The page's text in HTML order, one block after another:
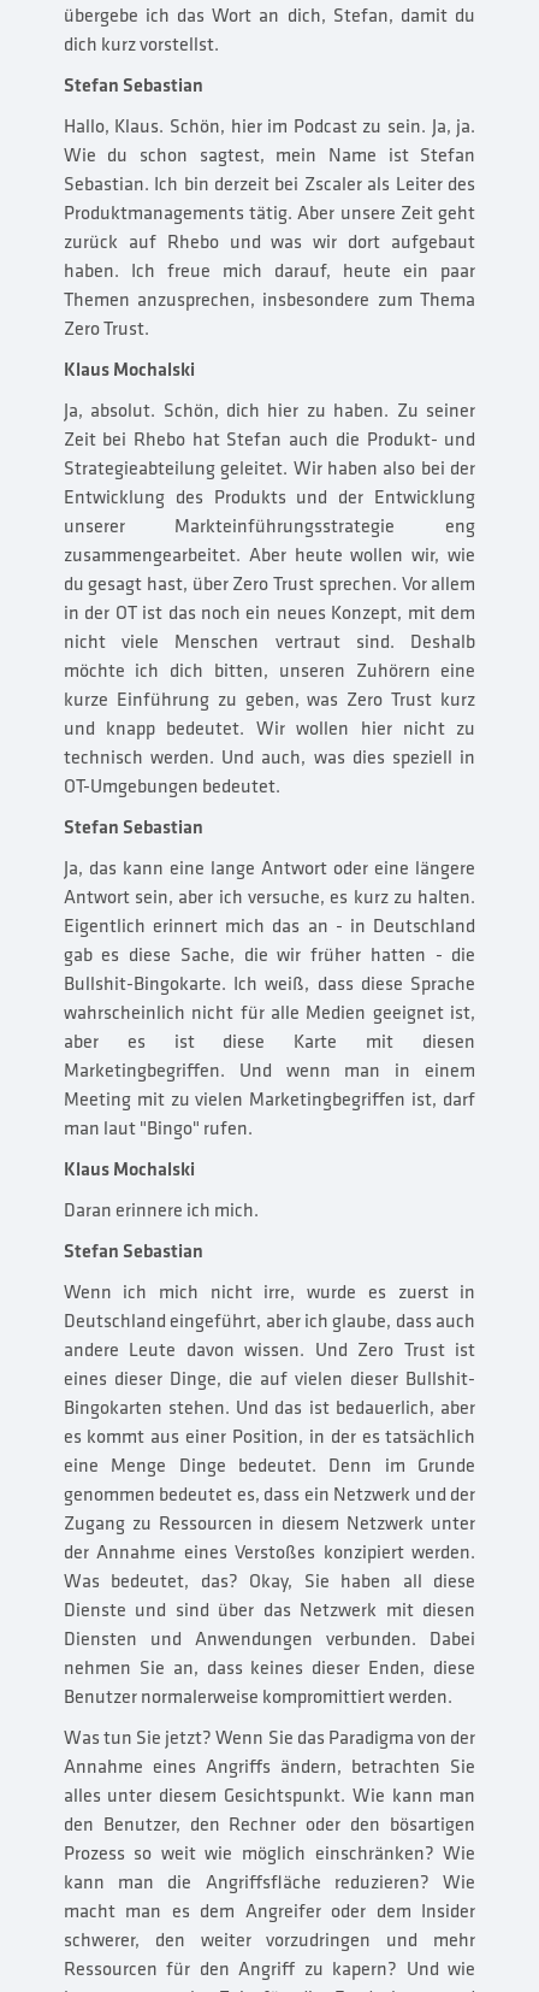
übergebe ich das Wort an dich, Stefan, damit du
dich kurz vorstellst.
Stefan Sebastian
Hallo, Klaus. Schön, hier im Podcast zu sein. Ja, ja.
Wie du schon sagtest, mein Name ist Stefan
Sebastian. Ich bin derzeit bei Zscaler als Leiter des
Produktmanagements tätig. Aber unsere Zeit geht
zurück auf Rhebo und was wir dort aufgebaut
haben. Ich freue mich darauf, heute ein paar
Themen anzusprechen, insbesondere zum Thema
Zero Trust.
Klaus Mochalski
Ja, absolut. Schön, dich hier zu haben. Zu seiner
Zeit bei Rhebo hat Stefan auch die Produkt- und
Strategieabteilung geleitet. Wir haben also bei der
Entwicklung des Produkts und der Entwicklung
unserer Markteinführungsstrategie eng
zusammengearbeitet. Aber heute wollen wir, wie
du gesagt hast, über Zero Trust sprechen. Vor allem
in der OT ist das noch ein neues Konzept, mit dem
nicht viele Menschen vertraut sind. Deshalb
möchte ich dich bitten, unseren Zuhörern eine
kurze Einführung zu geben, was Zero Trust kurz
und knapp bedeutet. Wir wollen hier nicht zu
technisch werden. Und auch, was dies speziell in
OT-Umgebungen bedeutet.
Stefan Sebastian
Ja, das kann eine lange Antwort oder eine längere
Antwort sein, aber ich versuche, es kurz zu halten.
Eigentlich erinnert mich das an - in Deutschland
gab es diese Sache, die wir früher hatten - die
Bullshit-Bingokarte. Ich weiß, dass diese Sprache
wahrscheinlich nicht für alle Medien geeignet ist,
aber es ist diese Karte mit diesen
Marketingbegriffen. Und wenn man in einem
Meeting mit zu vielen Marketingbegriffen ist, darf
man laut "Bingo" rufen.
Klaus Mochalski
Daran erinnere ich mich.
Stefan Sebastian
Wenn ich mich nicht irre, wurde es zuerst in
Deutschland eingeführt, aber ich glaube, dass auch
andere Leute davon wissen. Und Zero Trust ist
eines dieser Dinge, die auf vielen dieser Bullshit-
Bingokarten stehen. Und das ist bedauerlich, aber
es kommt aus einer Position, in der es tatsächlich
eine Menge Dinge bedeutet. Denn im Grunde
genommen bedeutet es, dass ein Netzwerk und der
Zugang zu Ressourcen in diesem Netzwerk unter
der Annahme eines Verstoßes konzipiert werden.
Was bedeutet, das? Okay, Sie haben all diese
Dienste und sind über das Netzwerk mit diesen
Diensten und Anwendungen verbunden. Dabei
nehmen Sie an, dass keines dieser Enden, diese
Benutzer normalerweise kompromittiert werden.
Was tun Sie jetzt? Wenn Sie das Paradigma von der
Annahme eines Angriffs ändern, betrachten Sie
alles unter diesem Gesichtspunkt. Wie kann man
den Benutzer, den Rechner oder den bösartigen
Prozess so weit wie möglich einschränken? Wie
kann man die Angriffsfläche reduzieren? Wie
macht man es dem Angreifer oder dem Insider
schwerer, den weiter vorzudringen und mehr
Ressourcen für den Angriff zu kapern? Und wie